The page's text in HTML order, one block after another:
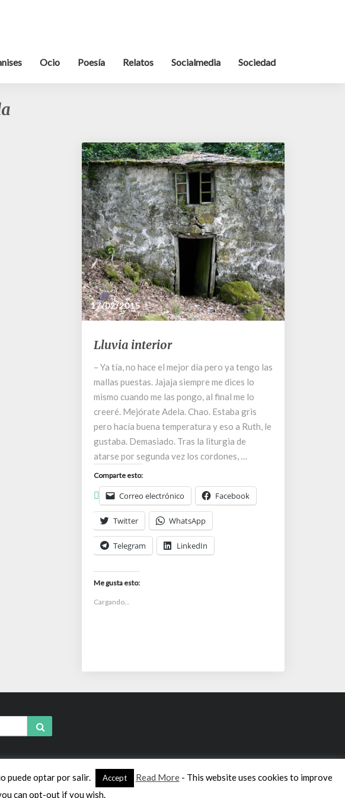
Ocio Poesía Relatos Socialmedia Sociedad
17/02/2015
Lluvia
interior
Lluvia interior
– Ya tía, no hace el mejor día pero ya tengo las
mallas puestas. Jajaja siempre me dices lo
mismo cuando me las pongo, al final me lo
creeré. Mejórate Adela. Chao. Estaba gris
pero hacía buena temperatura y eso a Ruth, le
gustaba. Demasiado. Tras la liturgia de
atarse por segunda vez los cordones, …
Comparte esto:
Correo electrónico Facebook
Twitter WhatsApp
Telegram LinkedIn
Me gusta esto:
Cargando...
puede optar por salir. Accept Read More- This website uses cookies to improve
can opt-out if you wish.